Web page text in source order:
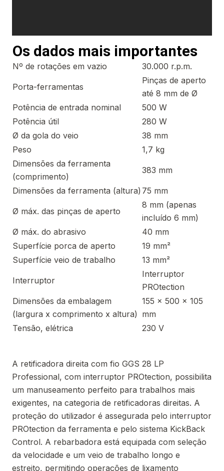
Os dados mais importantes
Nº de rotações em vazio 30.000 r.p.m.
Porta-ferramentas
Pinças de aperto
até 8 mm de Ø
Potência de entrada nominal
500 W
Potência útil
280 W
Ø da gola do veio
38 mm
Peso
1,7 kg
Dimensões da ferramenta
(comprimento)
383 mm
Dimensões da ferramenta (altura) 75 mm
Ø máx. das pinças de aperto
8 mm (apenas
incluído 6 mm)
Ø máx. do abrasivo
40 mm
Superfície porca de aperto
19 mm²
Superfície veio de trabalho
13 mm²
Interruptor
Interruptor
PROtection
Dimensões da embalagem
(largura x comprimento x altura)
155 x 500 x 105
mm
Tensão, elétrica
230 V
A retificadora direita com fio GGS 28 LP
Professional, com interruptor PROtection, possibilita
um manuseamento perfeito para trabalhos mais
exigentes, na categoria de retificadoras direitas. A
proteção do utilizador é assegurada pelo interruptor
PROtection da ferramenta e pelo sistema KickBack
Control. A rebarbadora está equipada com seleção
da velocidade e um veio de trabalho longo e
estreito, permitindo operações de lixamento